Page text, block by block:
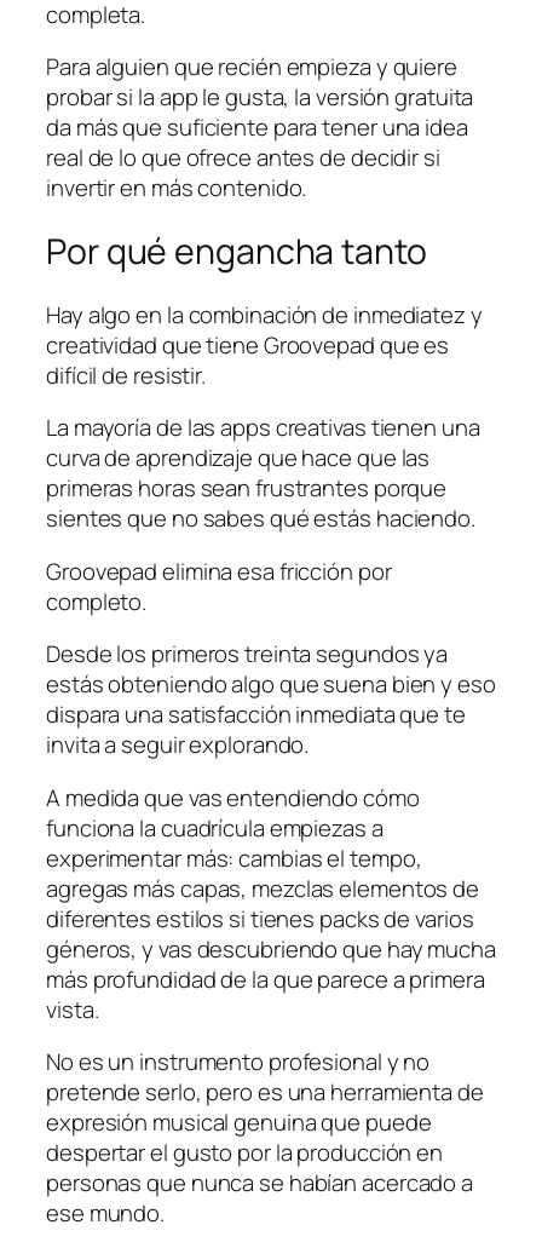
completa.
Para alguien que recién empieza y quiere
probar si la app le gusta, la versión gratuita
da más que suficiente para tener una idea
real de lo que ofrece antes de decidir si
invertir en más contenido.
Por qué engancha tanto
Hay algo en la combinación de inmediatez y
creatividad que tiene Groovepad que es
difícil de resistir.
La mayoría de las apps creativas tienen una
curva de aprendizaje que hace que las
primeras horas sean frustrantes porque
sientes que no sabes qué estás haciendo.
Groovepad elimina esa fricción por
completo.
Desde los primeros treinta segundos ya
estás obteniendo algo que suena bien y eso
dispara una satisfacción inmediata que te
invita a seguir explorando.
A medida que vas entendiendo cómo
funciona la cuadrícula empiezas a
experimentar más: cambias el tempo,
agregas más capas, mezclas elementos de
diferentes estilos si tienes packs de varios
géneros, y vas descubriendo que hay mucha
más profundidad de la que parece a primera
vista.
No es un instrumento profesional y no
pretende serlo, pero es una herramienta de
expresión musical genuina que puede
despertar el gusto por la producción en
personas que nunca se habían acercado a
ese mundo.